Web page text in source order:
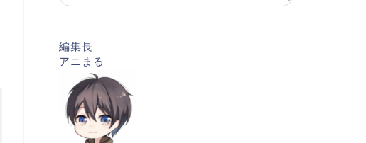
編集長
アニまる